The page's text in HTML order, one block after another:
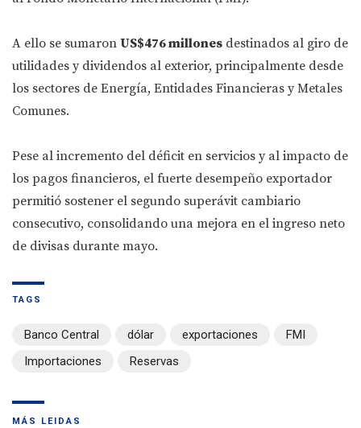
A ello se sumaron US$476 millones destinados al giro de
utilidades y dividendos al exterior, principalmente desde
los sectores de Energía, Entidades Financieras y Metales
Comunes.
Pese al incremento del déficit en servicios y al impacto de
los pagos financieros, el fuerte desempeño exportador
permitió sostener el segundo superávit cambiario
consecutivo, consolidando una mejora en el ingreso neto
de divisas durante mayo.
TAGS
Banco Central dólar exportaciones
FMI
Importaciones
Reservas
MÁS LEIDAS